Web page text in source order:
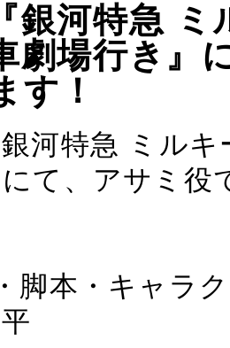
銀河特急
劇場行き』
す！
河特急 ミル
て、アサミ役
脚本・キャラ